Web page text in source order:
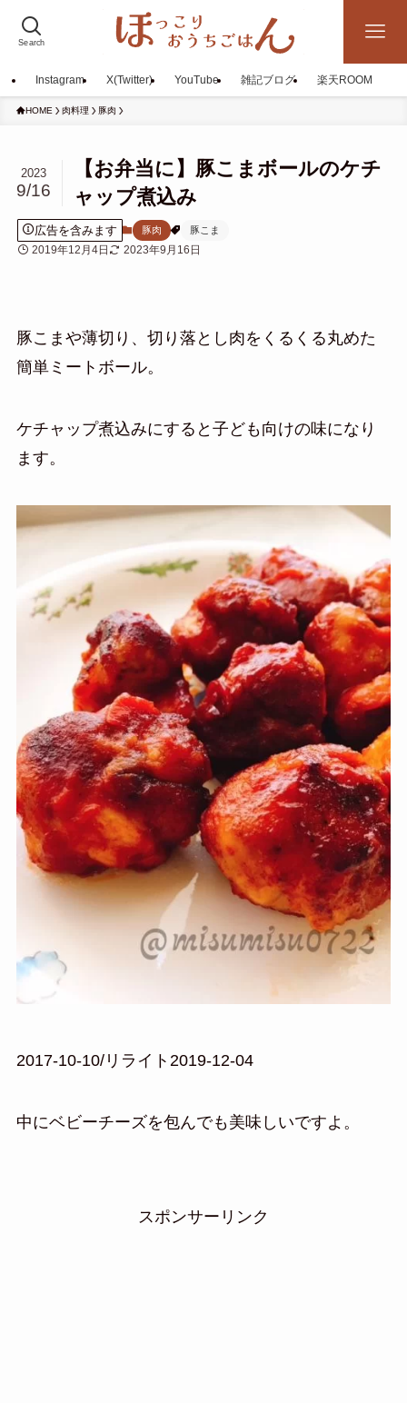
Search
Instagram X(Twitter) YouTube 雑記ブログ 楽天ROOM
HOME 肉料理 豚肉
【お弁当に】豚こまボールのケチ
ャップ煮込み
2023
9/16
広告を含みます 豚肉 豚こま
2019年12月4日 2023年9月16日
豚こまや薄切り、切り落とし肉をくるくる丸めた
簡単ミートボール。
ケチャップ煮込みにすると子ども向けの味になり
ます。
2017-10-10/リライト2019-12-04
中にベビーチーズを包んでも美味しいですよ。
スポンサーリンク